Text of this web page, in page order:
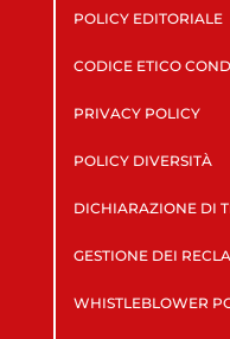
POLICY EDITORIALE
CODICE ETICO
PRIVACY POLICY
POLICY DIVERSITÀ
DICHIARAZIONE DI
GESTIONE DEI
WHISTLEBLOWER